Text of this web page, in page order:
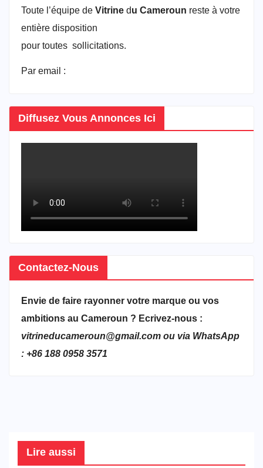
Toute l’équipe de Vitrine du Cameroun reste à votre
entière disposition
pour toutes sollicitations.
Par email :
Diffusez Vous Annonces Ici
Contactez-Nous
Envie de faire rayonner votre marque ou vos
ambitions au Cameroun ? Ecrivez-nous :
vitrineducameroun@gmail.com ou via WhatsApp
: +86 188 0958 3571
Lire aussi